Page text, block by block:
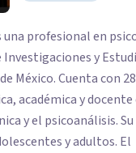
una profesional en
y
México. Cuenta con
académica y docente
y el psicoanálisis.
y adultos. El